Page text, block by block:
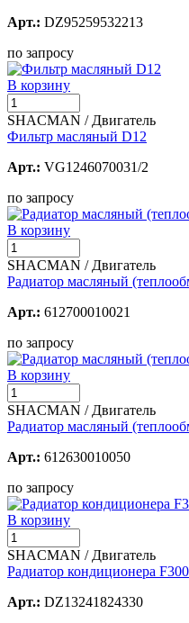
Арт.: DZ95259532213
по запросу
В корзину
SHACMAN / Двигатель
Фильтр масляный D12
Арт.: VG1246070031/2
по запросу
В корзину
SHACMAN / Двигатель
Радиатор масляный
Арт.: 612700010021
по запросу
В корзину
SHACMAN / Двигатель
Радиатор масляный
Арт.: 612630010050
по запросу
В корзину
SHACMAN / Двигатель
Радиатор кондиционера
Арт.: DZ13241824330